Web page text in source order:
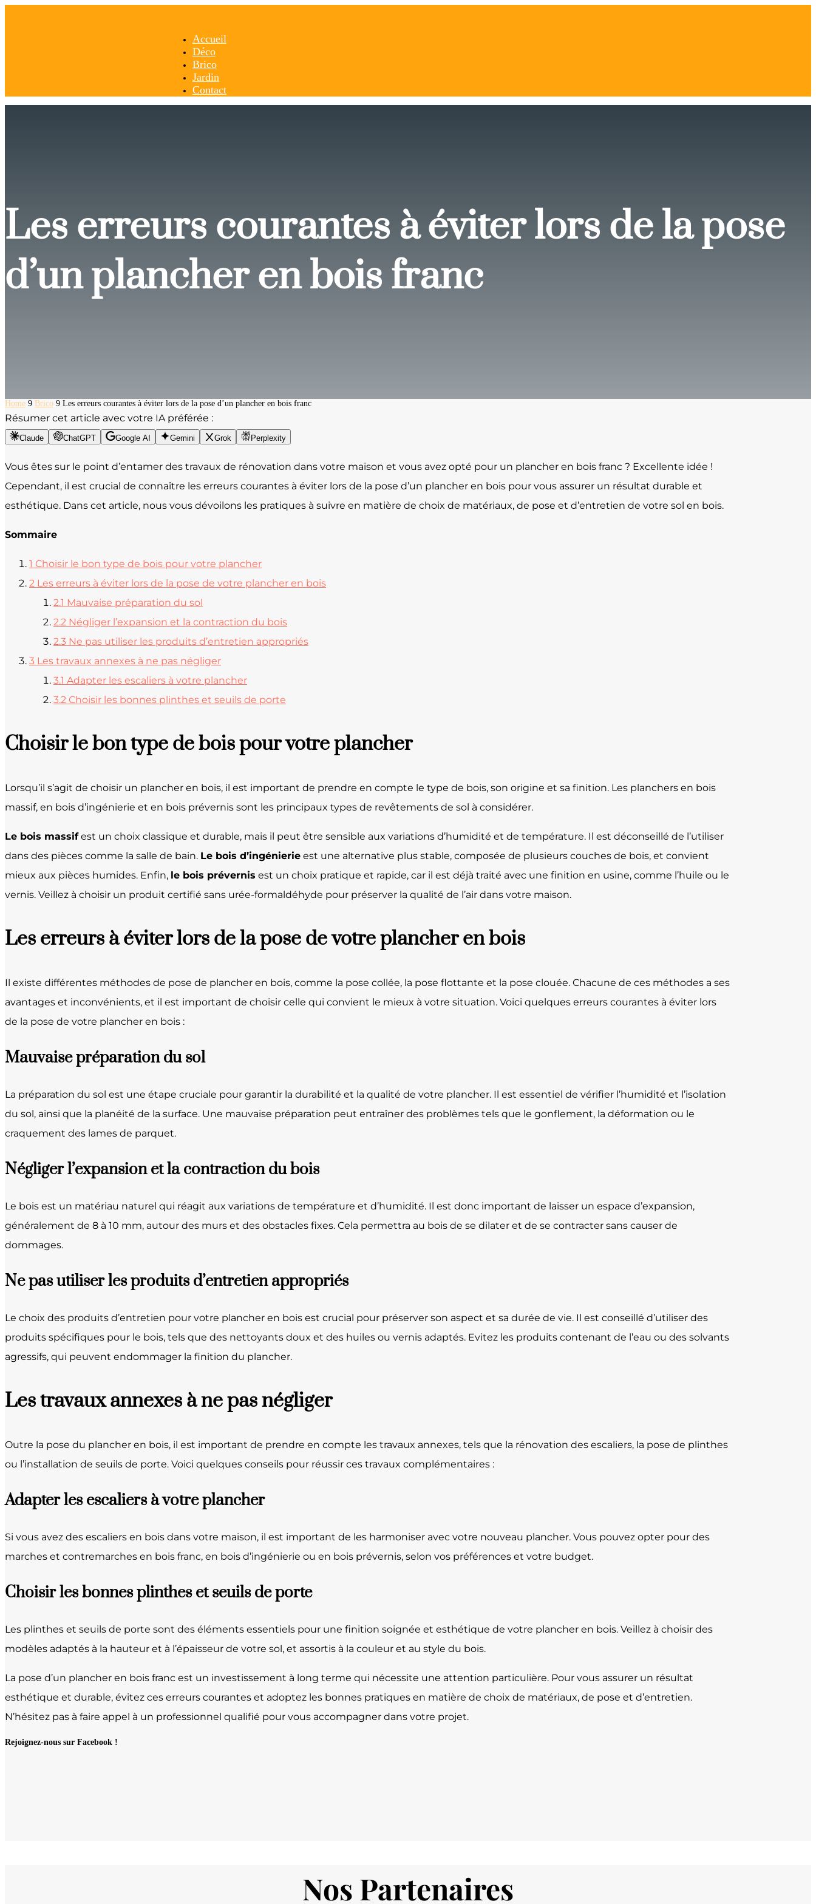
Accueil
Déco
Brico
Jardin
Contact
Les erreurs courantes à éviter lors de la pose
d’un plancher en bois franc
Home 9 Brico 9 Les erreurs courantes à éviter lors de la pose d’un plancher en bois franc
Résumer cet article avec votre IA préférée :
Claude ChatGPT Google AI Gemini Grok Perplexity
Vous êtes sur le point d’entamer des travaux de rénovation dans votre maison et vous avez opté pour un plancher en bois franc ? Excellente idée !
Cependant, il est crucial de connaître les erreurs courantes à éviter lors de la pose d’un plancher en bois pour vous assurer un résultat durable et
esthétique. Dans cet article, nous vous dévoilons les pratiques à suivre en matière de choix de matériaux, de pose et d’entretien de votre sol en bois.
Sommaire
1 Choisir le bon type de bois pour votre plancher
2 Les erreurs à éviter lors de la pose de votre plancher en bois
2.1 Mauvaise préparation du sol
2.2 Négliger l’expansion et la contraction du bois
2.3 Ne pas utiliser les produits d’entretien appropriés
3 Les travaux annexes à ne pas négliger
3.1 Adapter les escaliers à votre plancher
3.2 Choisir les bonnes plinthes et seuils de porte
Choisir le bon type de bois pour votre plancher
Lorsqu’il s’agit de choisir un plancher en bois, il est important de prendre en compte le type de bois, son origine et sa finition. Les planchers en bois
massif, en bois d’ingénierie et en bois prévernis sont les principaux types de revêtements de sol à considérer.
Le bois massifest un choix classique et durable, mais il peut être sensible aux variations d’humidité et de température. Il est déconseillé de l’utiliser
dans des pièces comme la salle de bain. Le bois d’ingénierie est une alternative plus stable, composée de plusieurs couches de bois, et convient
mieux aux pièces humides. Enfin, le bois prévernis est un choix pratique et rapide, car il est déjà traité avec une finition en usine, comme l’huile ou le
vernis. Veillez à choisir un produit certifié sans urée-formaldéhyde pour préserver la qualité de l’air dans votre maison.
Les erreurs à éviter lors de la pose de votre plancher en bois
Il existe différentes méthodes de pose de plancher en bois, comme la pose collée, la pose flottante et la pose clouée. Chacune de ces méthodes a ses
avantages et inconvénients, et il est important de choisir celle qui convient le mieux à votre situation. Voici quelques erreurs courantes à éviter lors
de la pose de votre plancher en bois :
Mauvaise préparation du sol
La préparation du sol est une étape cruciale pour garantir la durabilité et la qualité de votre plancher. Il est essentiel de vérifier l’humidité et l’isolation
du sol, ainsi que la planéité de la surface. Une mauvaise préparation peut entraîner des problèmes tels que le gonflement, la déformation ou le
craquement des lames de parquet.
Négliger l’expansion et la contraction du bois
Le bois est un matériau naturel qui réagit aux variations de température et d’humidité. Il est donc important de laisser un espace d’expansion,
généralement de 8 à 10 mm, autour des murs et des obstacles fixes. Cela permettra au bois de se dilater et de se contracter sans causer de
dommages.
Ne pas utiliser les produits d’entretien appropriés
Le choix des produits d’entretien pour votre plancher en bois est crucial pour préserver son aspect et sa durée de vie. Il est conseillé d’utiliser des
produits spécifiques pour le bois, tels que des nettoyants doux et des huiles ou vernis adaptés. Evitez les produits contenant de l’eau ou des solvants
agressifs, qui peuvent endommager la finition du plancher.
Les travaux annexes à ne pas négliger
Outre la pose du plancher en bois, il est important de prendre en compte les travaux annexes, tels que la rénovation des escaliers, la pose de plinthes
ou l’installation de seuils de porte. Voici quelques conseils pour réussir ces travaux complémentaires :
Adapter les escaliers à votre plancher
Si vous avez des escaliers en bois dans votre maison, il est important de les harmoniser avec votre nouveau plancher. Vous pouvez opter pour des
marches et contremarches en bois franc, en bois d’ingénierie ou en bois prévernis, selon vos préférences et votre budget.
Choisir les bonnes plinthes et seuils de porte
Les plinthes et seuils de porte sont des éléments essentiels pour une finition soignée et esthétique de votre plancher en bois. Veillez à choisir des
modèles adaptés à la hauteur et à l’épaisseur de votre sol, et assortis à la couleur et au style du bois.
La pose d’un plancher en bois franc est un investissement à long terme qui nécessite une attention particulière. Pour vous assurer un résultat
esthétique et durable, évitez ces erreurs courantes et adoptez les bonnes pratiques en matière de choix de matériaux, de pose et d’entretien.
N’hésitez pas à faire appel à un professionnel qualifié pour vous accompagner dans votre projet.
Rejoignez-nous sur Facebook !
Nos Partenaires